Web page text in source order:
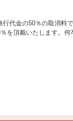
代金の50％の取消料
を頂戴いたします。何